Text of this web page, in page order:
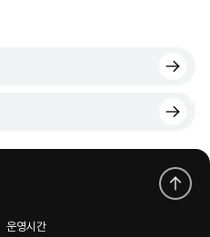
운영시간